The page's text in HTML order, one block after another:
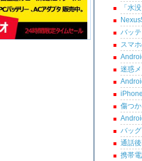
「水
バッ
スマ
迷惑
傷つ
バッ
通話
携帯